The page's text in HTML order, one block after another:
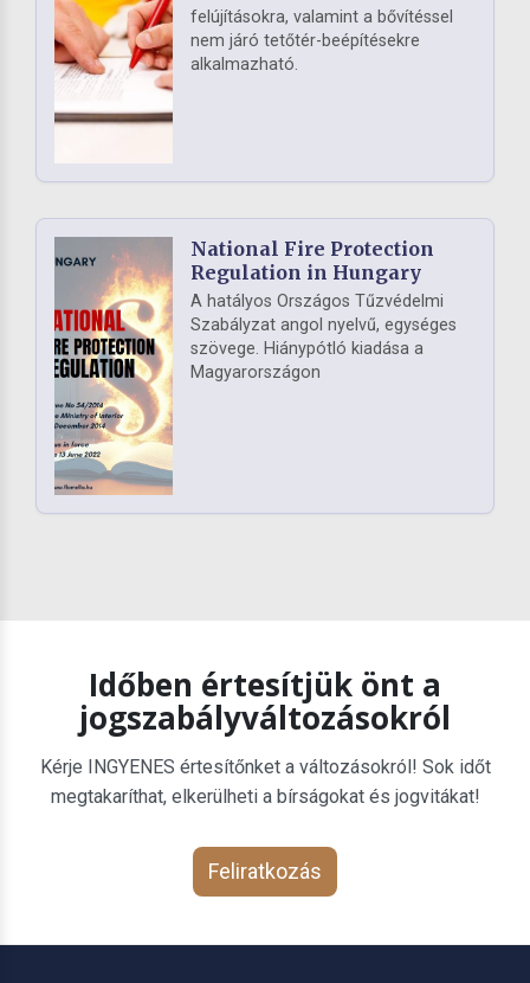
felújításokra, valamint a bővítéssel
nem járó tetőtér-beépítésekre
alkalmazható.
National Fire Protection
Regulation in Hungary
A hatályos Országos Tűzvédelmi
Szabályzat angol nyelvű, egységes
szövege. Hiánypótló kiadása a
Magyarországon
Időben értesítjük önt a
jogszabályváltozásokról
Kérje INGYENES értesítőnket a változásokról! Sok időt
megtakaríthat, elkerülheti a bírságokat és jogvitákat!
Feliratkozás